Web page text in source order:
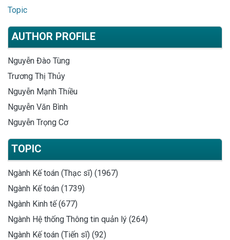
Topic
AUTHOR PROFILE
Nguyễn Đào Tùng
Trương Thị Thủy
Nguyễn Mạnh Thiều
Nguyễn Văn Bình
Nguyễn Trọng Cơ
TOPIC
Ngành Kế toán (Thạc sĩ) (1967)
Ngành Kế toán (1739)
Ngành Kinh tế (677)
Ngành Hệ thống Thông tin quản lý (264)
Ngành Kế toán (Tiến sĩ) (92)